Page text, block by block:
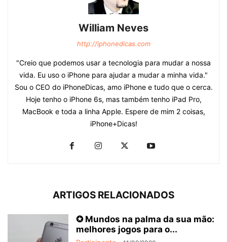
William Neves
http://iphonedicas.com
"Creio que podemos usar a tecnologia para mudar a nossa
vida. Eu uso o iPhone para ajudar a mudar a minha vida."
Sou o CEO do iPhoneDicas, amo iPhone e tudo que o cerca.
Hoje tenho o iPhone 6s, mas também tenho iPad Pro,
MacBook e toda a linha Apple. Espere de mim 2 coisas,
iPhone+Dicas!
ARTIGOS RELACIONADOS
✪ Mundos na palma da sua mão:
melhores jogos para o...